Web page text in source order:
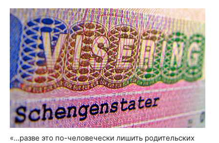
«…разве это по-человечески лишить родительских